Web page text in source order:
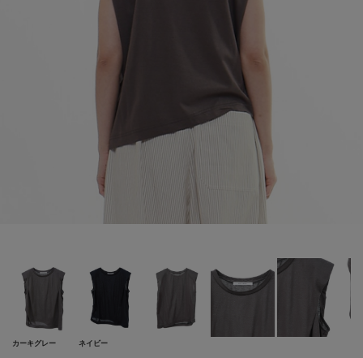
カーキグレー ネイビー